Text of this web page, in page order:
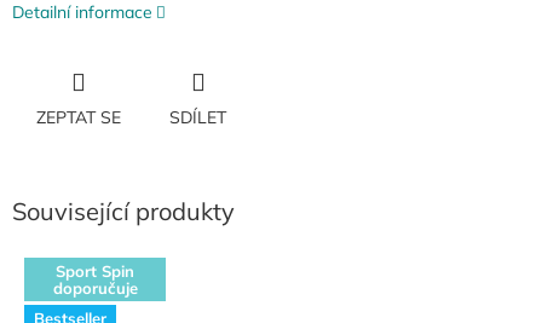
Detailní informace
ZEPTAT SE SDÍLET
Související produkty
Sport Spin
doporučuje
Bestseller